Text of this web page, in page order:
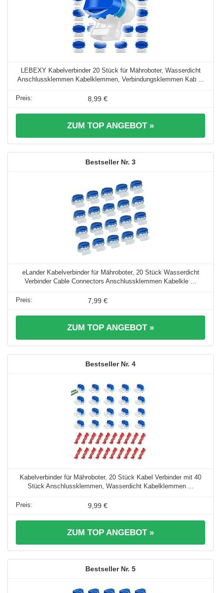
LEBEXY Kabelverbinder 20 Stück für Mähroboter, Wasserdicht
Anschlussklemmen Kabelklemmen, Verbindungsklemmen Kab ...
8,99 €
ZUM TOP ANGEBOT »
3
eLander Kabelverbinder für Mähroboter, 20 Stück Wasserdicht
Verbinder Cable Connectors Anschlussklemmen Kabelkle ...
7,99 €
ZUM TOP ANGEBOT »
4
Kabelverbinder für Mähroboter, 20 Stück Kabel Verbinder mit 40
Stück Anschlussklemmen, Wasserdicht Kabelklemmen ...
9,99 €
ZUM TOP ANGEBOT »
5